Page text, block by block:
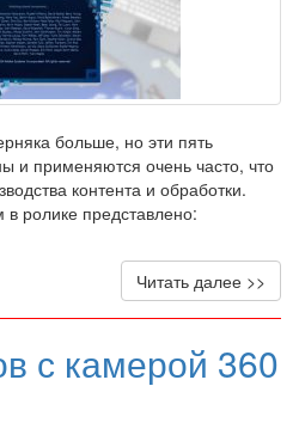
больше, но эти пять
и применяются очень часто, что
контента и обработки.
ролике представлено:
Читать далее >>
с камерой 360